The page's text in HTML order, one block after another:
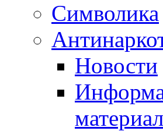
Символика
Новости